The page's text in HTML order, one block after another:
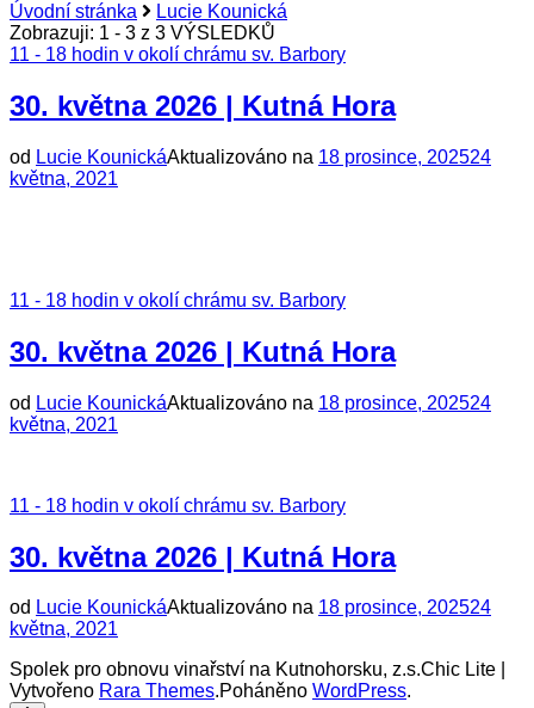
Úvodní stránka
Lucie Kounická
Zobrazuji: 1 - 3 z 3 VÝSLEDKŮ
11 - 18 hodin v okolí chrámu sv. Barbory
30. května 2026 | Kutná Hora
od Lucie KounickáAktualizováno na 18 prosince, 202524
května, 2021
11 - 18 hodin v okolí chrámu sv. Barbory
30. května 2026 | Kutná Hora
od Lucie KounickáAktualizováno na 18 prosince, 202524
května, 2021
11 - 18 hodin v okolí chrámu sv. Barbory
30. května 2026 | Kutná Hora
od Lucie KounickáAktualizováno na 18 prosince, 202524
května, 2021
Spolek pro obnovu vinařství na Kutnohorsku, z.s.Chic Lite |
Vytvořeno Rara Themes.Poháněno WordPress.